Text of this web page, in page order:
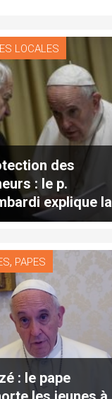
LOCALES
des
: le p.
explique la
loi du
, PAPES
: le pape